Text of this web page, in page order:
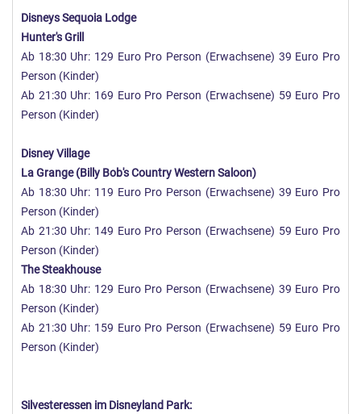
Disneys Sequoia Lodge
Hunter's Grill
Ab 18:30 Uhr: 129 Euro Pro Person (Erwachsene) 39 Euro Pro
Person (Kinder)
Ab 21:30 Uhr: 169 Euro Pro Person (Erwachsene) 59 Euro Pro
Person (Kinder)
Disney Village
La Grange (Billy Bob's Country Western Saloon)
Ab 18:30 Uhr: 119 Euro Pro Person (Erwachsene) 39 Euro Pro
Person (Kinder)
Ab 21:30 Uhr: 149 Euro Pro Person (Erwachsene) 59 Euro Pro
Person (Kinder)
The Steakhouse
Ab 18:30 Uhr: 129 Euro Pro Person (Erwachsene) 39 Euro Pro
Person (Kinder)
Ab 21:30 Uhr: 159 Euro Pro Person (Erwachsene) 59 Euro Pro
Person (Kinder)
Silvesteressen im Disneyland Park: